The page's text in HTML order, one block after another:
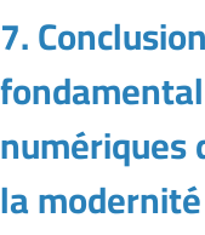
7.
numériques
la modernité